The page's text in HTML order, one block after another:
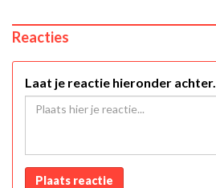
Reacties
Laat je reactie hieronder achter.
Plaats reactie